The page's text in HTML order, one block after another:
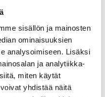
sisällön ja mainosten
ominaisuuksien
analysoimiseen. Lisäksi
ja analytiikka-
miten käytät
yhdistää näitä
40 558 2439
Järjestäjän